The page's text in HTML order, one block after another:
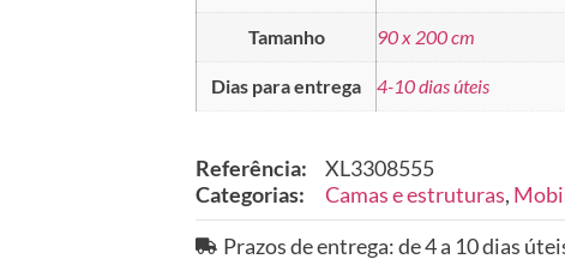
Tamanho 90 x 200 cm
Dias para entrega 4-10 dias úteis
Referência:
XL3308555
Categorias:
Camas e estruturas,
Prazos de entrega: de 4 a 10 dias